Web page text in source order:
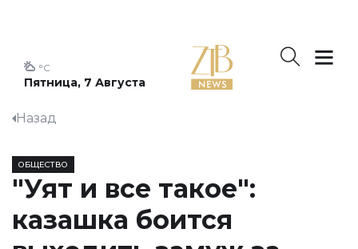
Пятница, 7 Августа
°C
Назад
ОБЩЕСТВО
"Уят и все такое":
казашка боится